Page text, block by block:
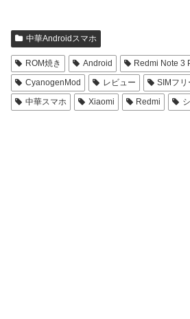
中華Androidスマホ
ROM焼き Android Redmi Note 3
CyanogenMod
レビュー SIMフリ
中華スマホ
Xiaomi Redmi